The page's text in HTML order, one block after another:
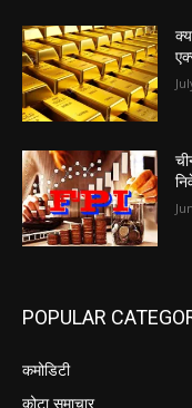
POPULAR
कमोडिटी
कोटा समाचार